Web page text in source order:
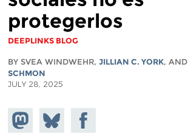
protegerlos
DEEPLINKS BLOG
BY SVEA WINDWEHR, JILLIAN C. YORK, AND
SCHMON
JULY 28, 2025
Share on
Mastodon
Share
on
Share on
Facebook